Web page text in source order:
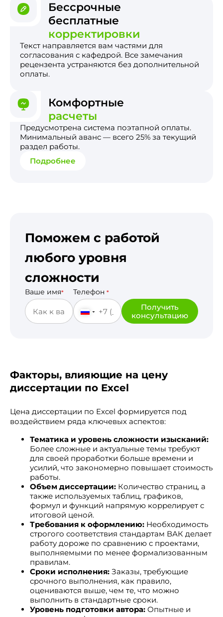
Бессрочные
бесплатные
корректировки
Текст направляется вам частями для
согласования с кафедрой. Все замечания
рецензента устраняются без дополнительной
оплаты.
Комфортные
расчеты
Предусмотрена система поэтапной оплаты.
Минимальный аванс — всего 25% за текущий
раздел работы.
Подробнее
Поможем с работой
любого уровня
сложности
Ваше имя* Телефон *
Получить
консультацию
Факторы, влияющие на цену
диссертации по Excel
Цена диссертации по Excel формируется под
воздействием ряда ключевых аспектов:
Тематика и уровень сложности изысканий:
Более сложные и актуальные темы требуют
для своей проработки больше времени и
усилий, что закономерно повышает стоимость
работы.
Объем диссертации: Количество страниц, а
также используемых таблиц, графиков,
формул и функций напрямую коррелирует с
итоговой ценой.
Требования к оформлению: Необходимость
строгого соответствия стандартам ВАК делает
работу дороже по сравнению с проектами,
выполняемыми по менее формализованным
правилам.
Сроки исполнения: Заказы, требующие
срочного выполнения, как правило,
оцениваются выше, чем те, что можно
выполнить в стандартные сроки.
Уровень подготовки автора: Опытные и